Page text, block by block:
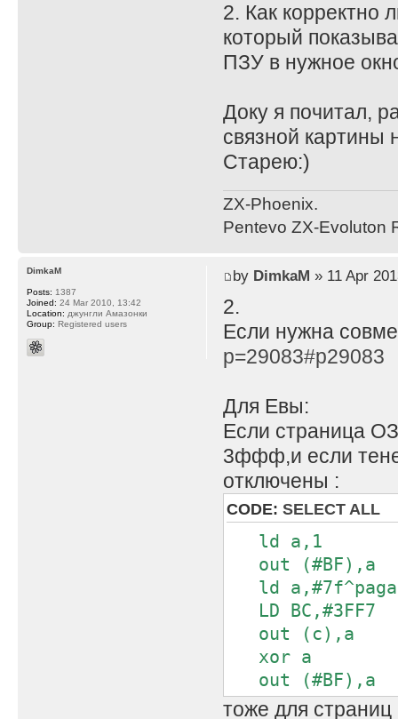
2. Как корректно
который
ПЗУ в нужное
Доку я почитал,
связной картины
Старею:)
ZX-Phoenix.
Pentevo ZX-Evoluton
by DimkaM » 11 Apr
2.
Если нужна
p=29083#p29083
Для Евы:
Если страница
3ффф,и если
отключены :
CODE: SELECT ALL
ld a,1
out (#BF),a
ld a,#7f^paga
LD BC,#3FF7
out (c),a
xor a
out (#BF),a
тоже для страниц
DimkaM
Posts: 1387
Joined: 24 Mar 2010, 13:42
Location: джунгли Амазонки
Group: Registered users